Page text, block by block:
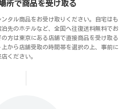
所で商品を受け取る
タル商品をお受け取りください。自宅はも
先のホテルなど、全国へ往復送料無料でお
方は東京にある店舗で直接商品を受け取る
から店舗受取の時間帯を選択の上、事前に
ください。